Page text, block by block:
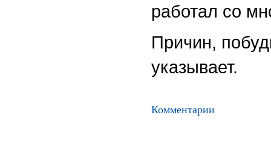
работал со
Причин,
указывает.
Комментарии